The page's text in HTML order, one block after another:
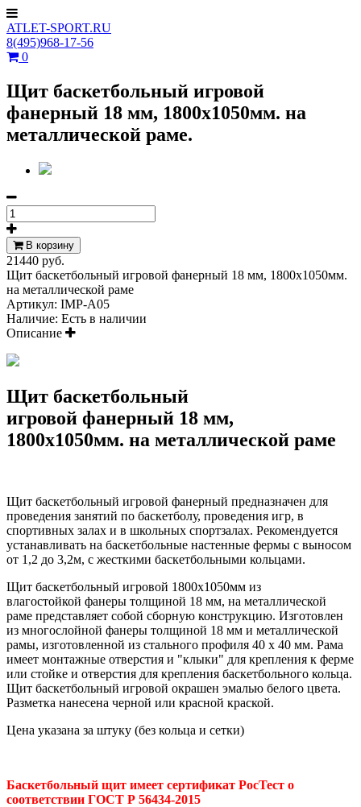
ATLET-SPORT.RU
8(495)968-17-56
0
Щит баскетбольный игровой
фанерный 18 мм, 1800х1050мм. на
металлической раме.
В корзину
21440 руб.
Щит баскетбольный игровой фанерный 18 мм, 1800х1050мм.
на металлической раме
Артикул: IMP-A05
Наличие: Есть в наличии
Описание
Щит баскетбольный
игровой фанерный 18 мм,
1800х1050мм. на металлической раме
Щит баскетбольный игровой фанерный предназначен для
проведения занятий по баскетболу, проведения игр, в
спортивных залах и в школьных спортзалах. Рекомендуется
устанавливать на баскетбольные настенные фермы с выносом
от 1,2 до 3,2м, с жесткими баскетбольными кольцами.
Щит баскетбольный игровой 1800х1050мм из
влагостойкой фанеры толщиной 18 мм, на металлической
раме представляет собой сборную конструкцию. Изготовлен
из многослойной фанеры толщиной 18 мм и металлической
рамы, изготовленной из стального профиля 40 х 40 мм. Рама
имеет монтажные отверстия и "клыки" для крепления к ферме
или стойке и отверстия для крепления баскетбольного кольца.
Щит баскетбольный игровой окрашен эмалью белого цвета.
Разметка нанесена черной или красной краской.
Цена указана за штуку (без кольца и сетки)
Баскетбольный щит имеет сертификат РосТест о
соответствии ГОСТ Р 56434-2015